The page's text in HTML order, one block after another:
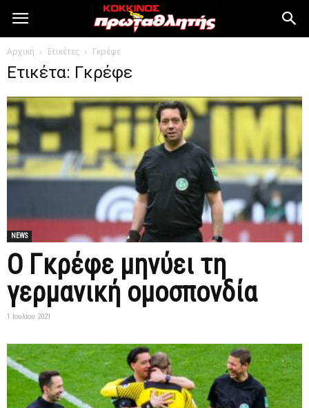
Αρχική Ετικέτες Γκρέφε
Ετικέτα: Γκρέφε
NEWS
Ο Γκρέφε μηνύει τη
γερμανική ομοσπονδία
1 Ιουλίου 2021